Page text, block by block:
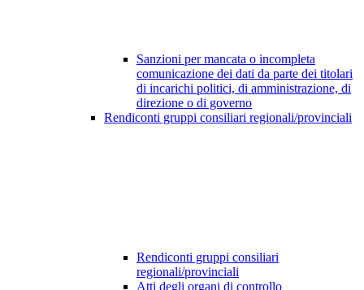
Sanzioni per mancata o incompleta
comunicazione dei dati da parte dei titolari
di incarichi politici, di amministrazione, di
direzione o di governo
Rendiconti gruppi consiliari regionali/provinciali
Rendiconti gruppi consiliari
regionali/provinciali
Atti degli organi di controllo